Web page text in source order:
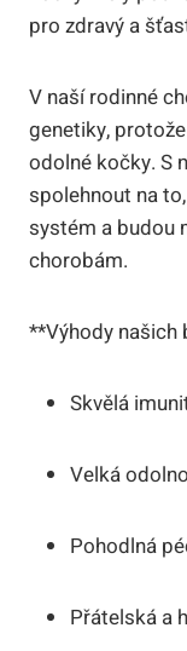
pro zdravý a
V naší rodinné‌
genetiky,
odolné kočky. S
spolehnout na
systém a budou
chorobám.
**Výhody našich
Skvělá
Velká‌
Pohodlná
Přátelská⁤ a